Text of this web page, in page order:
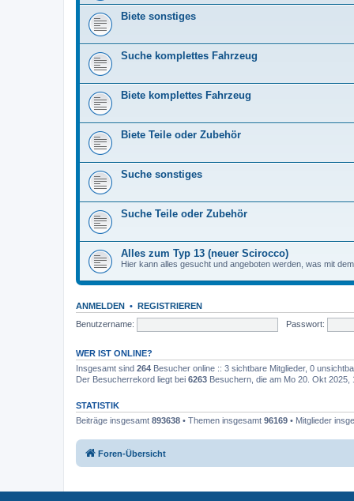
Biete sonstiges
Suche komplettes Fahrzeug
Biete komplettes Fahrzeug
Biete Teile oder Zubehör
Suche sonstiges
Suche Teile oder Zubehör
Alles zum Typ 13 (neuer Scirocco)
Hier kann alles gesucht und angeboten werden, was mit
ANMELDEN • REGISTRIEREN
Benutzername:
Passwort:
WER IST ONLINE?
Insgesamt sind 264 Besucher online :: 3 sichtbare Mitglieder, 0
Der Besucherrekord liegt bei 6263 Besuchern, die am Mo 20. Okt 2025,
STATISTIK
Beiträge insgesamt 893638 • Themen insgesamt 96169 • Mitglieder
Foren-Übersicht